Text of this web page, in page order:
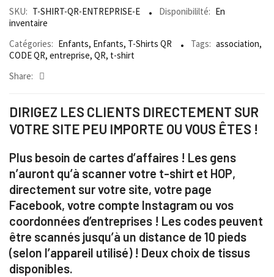
SKU: T-SHIRT-QR-ENTREPRISE-E Disponibililté: En
inventaire
Catégories: Enfants, Enfants, T-Shirts QR Tags: association,
CODE QR, entreprise, QR, t-shirt
Share:
DIRIGEZ LES CLIENTS DIRECTEMENT SUR
VOTRE SITE PEU IMPORTE OU VOUS ÊTES !
Plus besoin de cartes d’affaires ! Les gens
n’auront qu’à scanner votre t-shirt et HOP,
directement sur votre site, votre page
Facebook, votre compte Instagram ou vos
coordonnées d’entreprises ! Les codes peuvent
être scannés jusqu’à un distance de 10 pieds
(selon l’appareil utilisé) ! Deux choix de tissus
disponibles.